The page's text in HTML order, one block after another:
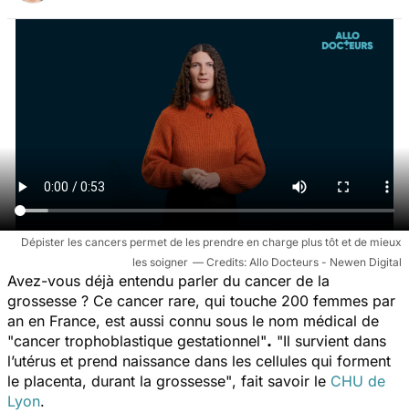
Dépister les cancers permet de les prendre en charge plus tôt et de mieux
les soigner
Allo Docteurs - Newen Digital
Avez-vous déjà entendu parler du cancer de la
grossesse ? Ce cancer rare, qui touche 200 femmes par
an en France, est aussi connu sous le nom médical de
"cancer trophoblastique gestationnel". "Il survient dans
l’utérus et prend naissance dans les cellules qui forment
le placenta, durant la grossesse", fait savoir le CHU de
Lyon.